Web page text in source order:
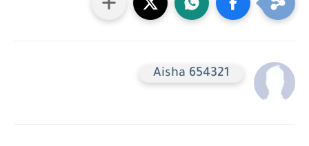
Aisha 654321